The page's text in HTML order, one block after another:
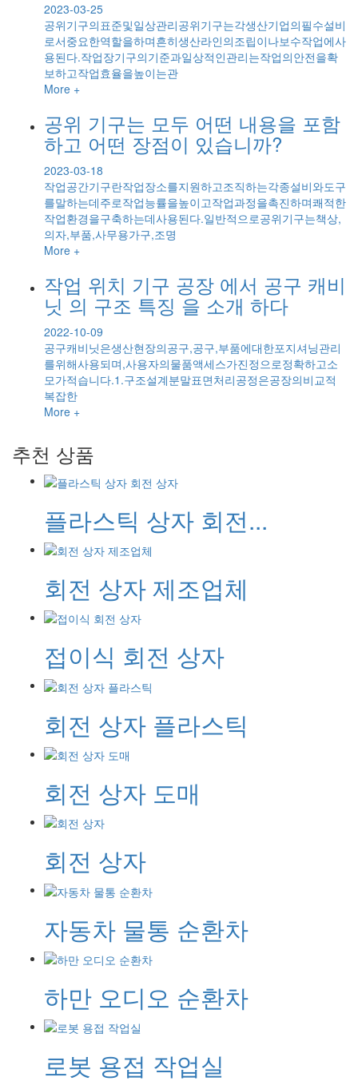
2023-03-25
공위기구의표준및일상관리공위기구는각생산기업의필수설비
로서중요한역할을하며흔히생산라인의조립이나보수작업에사
용된다.작업장기구의기준과일상적인관리는작업의안전을확
보하고작업효율을높이는관
More +
공위 기구는 모두 어떤 내용을 포함
하고 어떤 장점이 있습니까?
2023-03-18
작업공간기구란작업장소를지원하고조직하는각종설비와도구
를말하는데주로작업능률을높이고작업과정을촉진하며쾌적한
작업환경을구축하는데사용된다.일반적으로공위기구는책상,
의자,부품,사무용가구,조명
More +
작업 위치 기구 공장 에서 공구 캐비
닛 의 구조 특징 을 소개 하다
2022-10-09
공구캐비닛은생산현장의공구,공구,부품에대한포지셔닝관리
를위해사용되며,사용자의물품액세스가진정으로정확하고소
모가적습니다.1.구조설계분말표면처리공정은공장의비교적
복잡한
More +
추천 상품
플라스틱 상자 회전...
회전 상자 제조업체
접이식 회전 상자
회전 상자 플라스틱
회전 상자 도매
회전 상자
자동차 물통 순환차
하만 오디오 순환차
로봇 용접 작업실